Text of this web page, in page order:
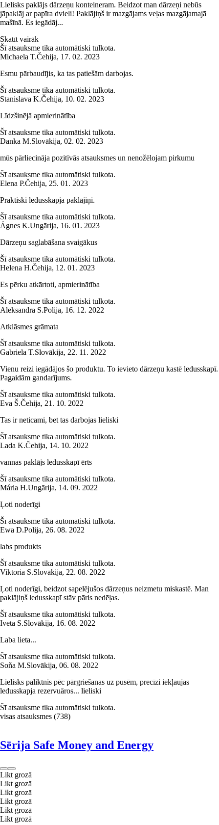
Lielisks paklājs dārzeņu konteineram. Beidzot man dārzeņi nebūs
jāpaklāj ar papīra dvieli! Paklājiņš ir mazgājams veļas mazgājamajā
mašīnā. Es iegādāj...
Skatīt vairāk
Šī atsauksme tika automātiski tulkota.
Michaela T.Čehija, 17. 02. 2023
Esmu pārbaudījis, ka tas patiešām darbojas.
Šī atsauksme tika automātiski tulkota.
Stanislava K.Čehija, 10. 02. 2023
Līdzšinējā apmierinātība
Šī atsauksme tika automātiski tulkota.
Danka M.Slovākija, 02. 02. 2023
mūs pārliecināja pozitīvās atsauksmes un nenožēlojam pirkumu
Šī atsauksme tika automātiski tulkota.
Elena P.Čehija, 25. 01. 2023
Praktiski ledusskapja paklājiņi.
Šī atsauksme tika automātiski tulkota.
Ágnes K.Ungārija, 16. 01. 2023
Dārzeņu saglabāšana svaigākus
Šī atsauksme tika automātiski tulkota.
Helena H.Čehija, 12. 01. 2023
Es pērku atkārtoti, apmierinātība
Šī atsauksme tika automātiski tulkota.
Aleksandra S.Polija, 16. 12. 2022
Atklāsmes grāmata
Šī atsauksme tika automātiski tulkota.
Gabriela T.Slovākija, 22. 11. 2022
Vienu reizi iegādājos šo produktu. To ievieto dārzeņu kastē ledusskapī.
Pagaidām gandarījums.
Šī atsauksme tika automātiski tulkota.
Eva Š.Čehija, 21. 10. 2022
Tas ir neticami, bet tas darbojas lieliski
Šī atsauksme tika automātiski tulkota.
Lada K.Čehija, 14. 10. 2022
vannas paklājs ledusskapī ērts
Šī atsauksme tika automātiski tulkota.
Mária H.Ungārija, 14. 09. 2022
Ļoti noderīgi
Šī atsauksme tika automātiski tulkota.
Ewa D.Polija, 26. 08. 2022
labs produkts
Šī atsauksme tika automātiski tulkota.
Viktoria S.Slovākija, 22. 08. 2022
Ļoti noderīgi, beidzot sapelējušos dārzeņus neizmetu miskastē. Man
paklājiņš ledusskapī stāv pāris nedēļas.
Šī atsauksme tika automātiski tulkota.
Iveta S.Slovākija, 16. 08. 2022
Laba lieta...
Šī atsauksme tika automātiski tulkota.
Soňa M.Slovākija, 06. 08. 2022
Lielisks paliktnis pēc pārgriešanas uz pusēm, precīzi iekļaujas
ledusskapja rezervuāros... lieliski
Šī atsauksme tika automātiski tulkota.
visas atsauksmes (738)
Sērija Safe Money and Energy
Likt grozā
Likt grozā
Likt grozā
Likt grozā
Likt grozā
Likt grozā